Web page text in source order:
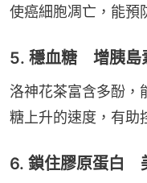
使癌細胞凋亡，能預
5. 穩血糖 增胰島
洛神花茶富含多酚，
糖上升的速度，有助
6. 鎖住膠原蛋白